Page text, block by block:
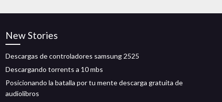
New Stories
Descargas de controladores samsung 2525
Descargando torrents a 10 mbs
Posicionando la batalla por tu mente descarga gratuita de
audiolibros